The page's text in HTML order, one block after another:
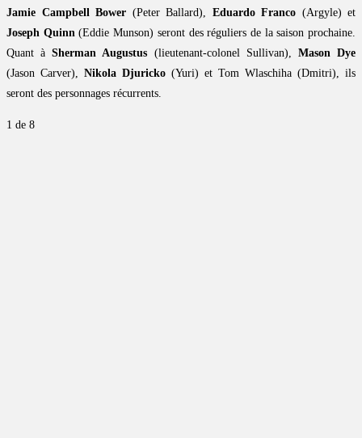
Jamie Campbell Bower (Peter Ballard), Eduardo Franco (Argyle) et
Joseph Quinn(Eddie Munson) seront des réguliers de la saison prochaine.
Quant àSherman Augustus (lieutenant-colonel Sullivan), Mason Dye
(Jason Carver), Nikola Djuricko (Yuri) et Tom Wlaschiha (Dmitri), ils
seront des personnages récurrents.
1 de 8